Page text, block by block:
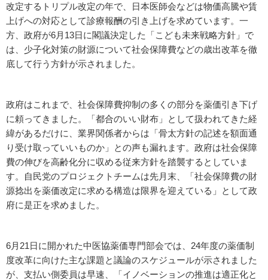
改定するトリプル改定の年で、日本医師会などは物価高騰や賃
上げへの対応として診療報酬の引き上げを求めています。一
方、政府が6月13日に閣議決定した「こども未来戦略方針」で
は、少子化対策の財源について社会保障費などの歳出改革を徹
底して行う方針が示されました。
政府はこれまで、社会保障費抑制の多くの部分を薬価引き下げ
に頼ってきました。「都合のいい財布」として扱われてきた経
緯があるだけに、業界関係者からは「骨太方針の記述を額面通
り受け取っていいものか」との声も漏れます。政府は社会保障
費の伸びを高齢化分に収める従来方針を踏襲するとしていま
す。自民党のプロジェクトチームは先月末、「社会保障費の財
源捻出を薬価改定に求める構造は限界を迎えている」として政
府に是正を求めました。
6月21日に開かれた中医協薬価専門部会では、24年度の薬価制
度改革に向けた主な課題と議論のスケジュールが示されました
が、支払い側委員は早速、「イノベーションの推進は適正化と